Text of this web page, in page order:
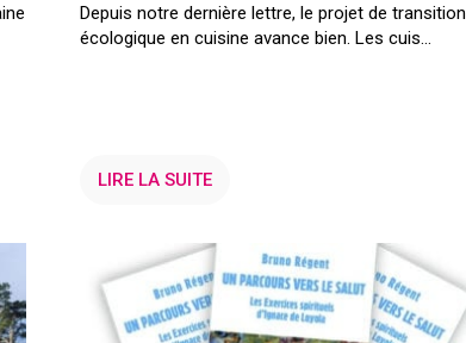
Depuis notre dernière lettre, le projet de transition
écologique en cuisine avance bien. Les cuis...
LIRE LA SUITE